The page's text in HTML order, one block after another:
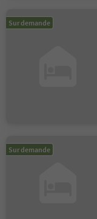
Sur demande
Sur demande